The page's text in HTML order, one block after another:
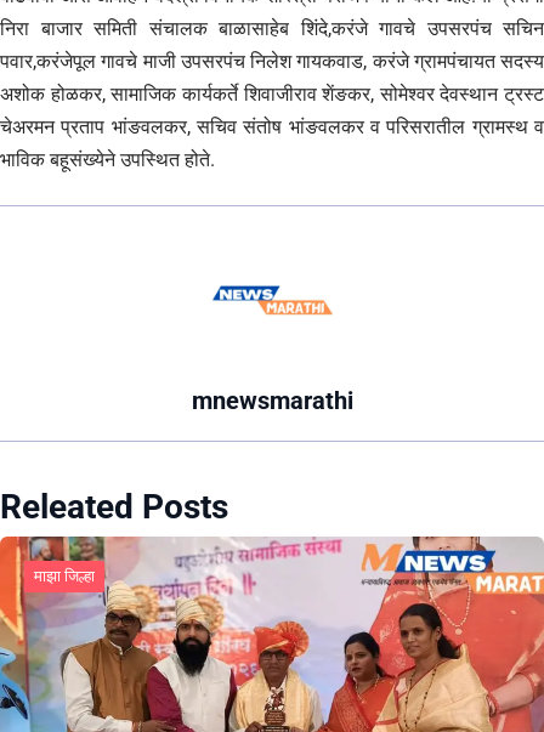
निरा बाजार समिती संचालक बाळासाहेब शिंदे,करंजे गावचे उपसरपंच सचिन
पवार,करंजेपूल गावचे माजी उपसरपंच निलेश गायकवाड, करंजे ग्रामपंचायत सदस्य
अशोक होळकर, सामाजिक कार्यकर्ते शिवाजीराव शेंङकर, सोमेश्वर देवस्थान ट्रस्ट
चेअरमन प्रताप भांङवलकर, सचिव संतोष भांङवलकर व परिसरातील ग्रामस्थ व
भाविक बहूसंख्येने उपस्थित होते.
mnewsmarathi
Releated Posts
माझा जिल्हा